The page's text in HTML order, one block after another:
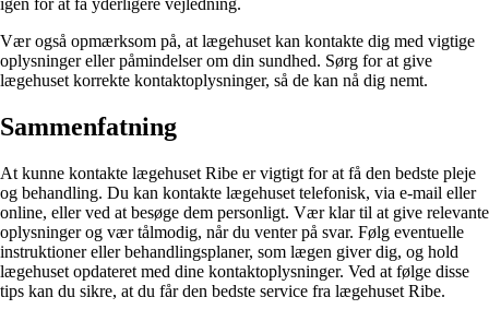
igen for at få yderligere vejledning.
Vær også opmærksom på, at lægehuset kan kontakte dig med vigtige
oplysninger eller påmindelser om din sundhed. Sørg for at give
lægehuset korrekte kontaktoplysninger, så de kan nå dig nemt.
Sammenfatning
At kunne kontakte lægehuset Ribe er vigtigt for at få den bedste pleje
og behandling. Du kan kontakte lægehuset telefonisk, via e-mail eller
online, eller ved at besøge dem personligt. Vær klar til at give relevante
oplysninger og vær tålmodig, når du venter på svar. Følg eventuelle
instruktioner eller behandlingsplaner, som lægen giver dig, og hold
lægehuset opdateret med dine kontaktoplysninger. Ved at følge disse
tips kan du sikre, at du får den bedste service fra lægehuset Ribe.